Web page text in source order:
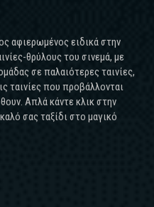
αφιερωμένος ειδικά στην
θρύλους του σινεμά, με
σε παλαιότερες ταινίες,
ταινίες που προβάλλονται
Απλά κάντε κλικ στην
σας ταξίδι στο μαγικό